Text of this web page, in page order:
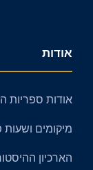
אודות
אודות ספריות
מיקומים ושעות
הארכיון